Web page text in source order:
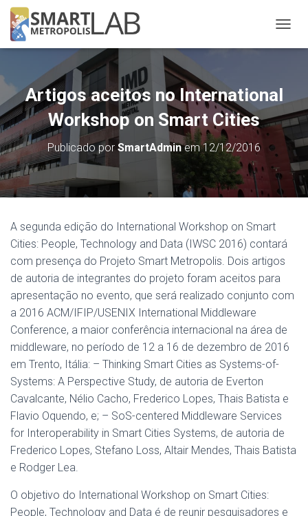
L
A
R
N
G
O
Artigos aceitos no International
Workshop on Smart Cities
Publicado por SmartAdminem12/12/2016
A segunda edição do International Workshop on Smart
Cities: People, Technology and Data (IWSC 2016) contará
com presença do Projeto Smart Metropolis. Dois artigos
de autoria de integrantes do projeto foram aceitos para
apresentação no evento, que será realizado conjunto com
a 2016 ACM/IFIP/USENIX International Middleware
Conference, a maior conferência internacional na área de
middleware, no período de 12 a 16 de dezembro de 2016
em Trento, Itália: – Thinking Smart Cities as Systems-of-
Systems: A Perspective Study, de autoria de Everton
Cavalcante, Nélio Cacho, Frederico Lopes, Thais Batista e
Flavio Oquendo, e; – SoS-centered Middleware Services
for Interoperability in Smart Cities Systems, de autoria de
Frederico Lopes, Stefano Loss, Altair Mendes, Thais Batista
e Rodger Lea.
O objetivo do International Workshop on Smart Cities:
People, Technology and Data é de reunir pesquisadores e